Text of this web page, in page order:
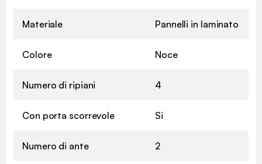
Materiale Pannelli in laminato
Colore Noce
Numero di ripiani 4
Con porta scorrevole Si
Numero di ante 2